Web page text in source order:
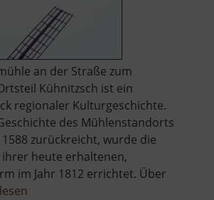
an der Straße zum
Kühnitzsch ist ein
regionaler Kulturgeschichte.
des Mühlenstandorts
1588 zurückreicht, wurde die
heute erhaltenen,
im Jahr 1812 errichtet. Über